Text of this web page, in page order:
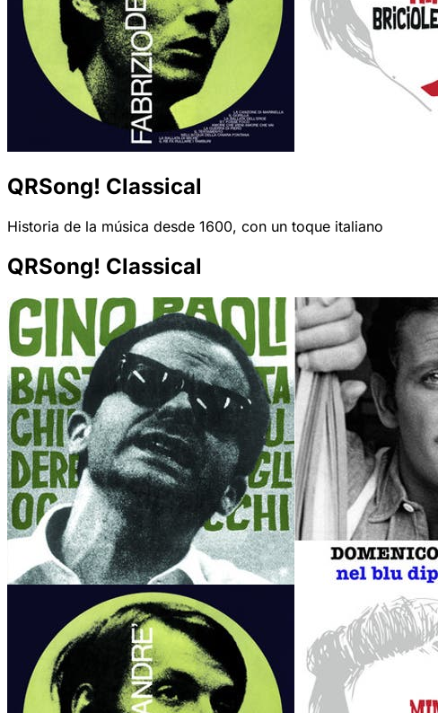
QRSong! Classical
Historia de la música desde 1600, con un toque italiano
QRSong! Classical